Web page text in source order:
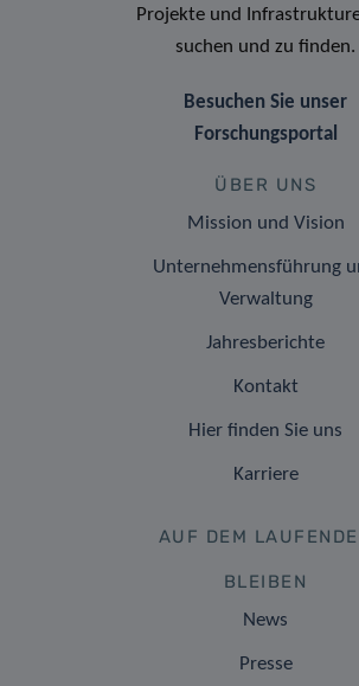
Projekte und
suchen und zu finden.
Besuchen Sie unser
Forschungsportal
ÜBER UNS
Mission und Vision
Unternehmensführung
Verwaltung
Jahresberichte
Kontakt
Hier finden Sie uns
Karriere
AUF DEM
BLEIBEN
News
Presse